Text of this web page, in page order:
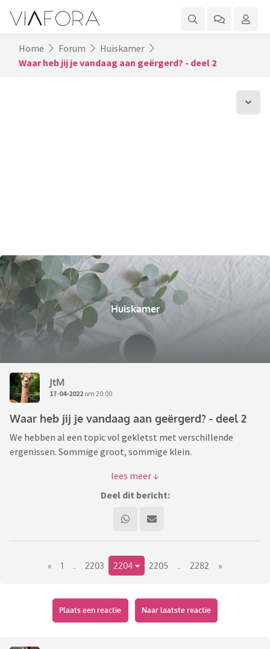
Home Forum
Huiskamer
Waar heb jij je vandaag aan geërgerd? - deel 2
Huiskamer
JtM
17-04-2022 om 20:00
Waar heb jij je vandaag aan geërgerd? - deel 2
We hebben al een topic vol gekletst met verschillende
ergenissen. Sommige groot, sommige klein.
In dit topic kunnen we weer doorgaan met onze ergenissen
Deel dit bericht:
« 1 2203 2204 2205 2282 »
Plaats een reactie Naar laatste reactie